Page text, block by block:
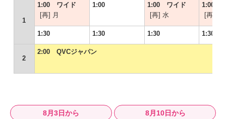
1
1:00 ワイド
[再] 月
1:00
1:00 ワイド
[再] 水
1:00
[再] 木
1:30 1:30 1:30 1:30
2
2:00 QVCジャパン
8月3日から 8月10日から